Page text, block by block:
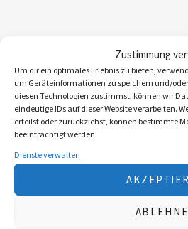
Zustimmung
Um dir ein optimales Erlebnis zu bieten,
um Geräteinformationen zu speichern und/
diesen Technologien zustimmst, können wir
eindeutige IDs auf dieser Website verarbeiten.
erteilst oder zurückziehst, können bestimmte
beeinträchtigt werden.
Dienste verwalten
ABOS
ACCESSOIRES
BEKLEIDUNG
BROSCHÜREN
SCHILDER NÖ-JAGDVERBAND